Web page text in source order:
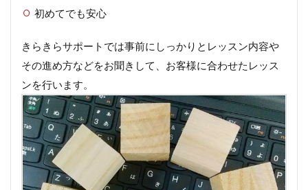
初めてでも安心
きらきらサポートでは事前にしっかりとレッスン内容や
その進め方などをお聞きして、お客様に合わせたレッス
ンを行います。